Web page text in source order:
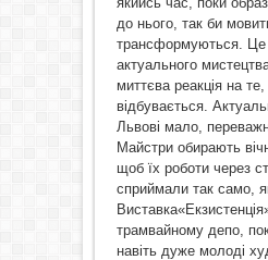
до нього, так би
трансформуються.
актуального
миттєва реакція на
відбувається.
Львові мало,
Майстри обирають
щоб їх роботи через
сприймали так само,
трамвайному депо,
навіть дуже молоді